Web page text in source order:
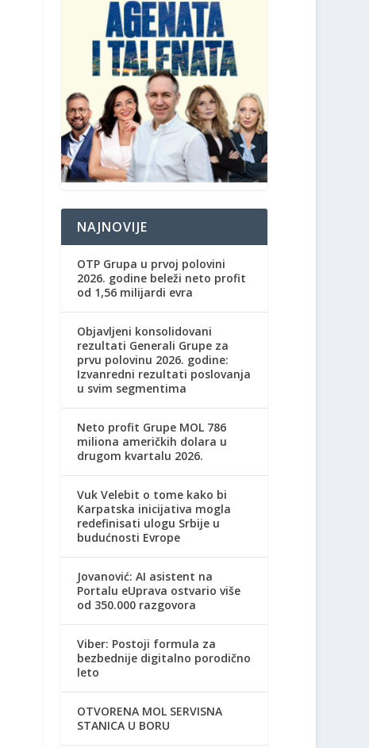
NAJNOVIJE
OTP Grupa u prvoj polovini
2026. godine beleži neto profit
od 1,56 milijardi evra
Objavljeni konsolidovani
rezultati Generali Grupe za
prvu polovinu 2026. godine:
Izvanredni rezultati poslovanja
u svim segmentima
Neto profit Grupe MOL 786
miliona američkih dolara u
drugom kvartalu 2026.
Vuk Velebit o tome kako bi
Karpatska inicijativa mogla
redefinisati ulogu Srbije u
budućnosti Evrope
Jovanović: AI asistent na
Portalu eUprava ostvario više
od 350.000 razgovora
Viber: Postoji formula za
bezbednije digitalno porodično
leto
OTVORENA MOL SERVISNA
STANICA U BORU